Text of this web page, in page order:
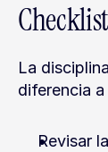
La
diferencia
Revisar